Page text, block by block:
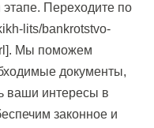
Переходите по
lits/bankrotstvo-
Мы поможем
документы,
ваши интересы в
законное и